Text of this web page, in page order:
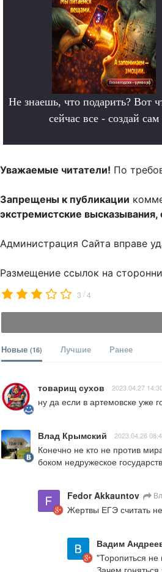
Не знаешь, что подарить? Вот
сейчас все - создай сам
Уважаемые читатели! По
Запрещены к публикации
экстремистские
Администрация Сайта вправе
Размещение ссылок на
3 /4
Новые (16) Лучшие Ранее
товарищ сухов 2023.04.27
ну да если в артемовске уже
Влад Крымский 2023.04.26
Конечно не кто не против
боком недружеское
Fedor Akkauntov
Жертвы ЕГЭ считать
Вадим
"Торопиться